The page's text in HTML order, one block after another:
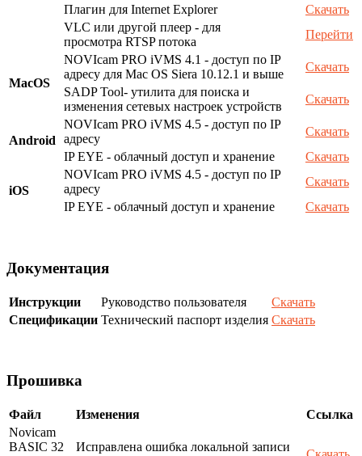
Плагин для Internet Explorer
Скачать
VLC или другой плеер - для
просмотра RTSP потока
Перейти
MacOS
NOVIcam PRO iVMS 4.1 - доступ по IP
адресу для Mac OS Siera 10.12.1 и выше
Скачать
SADP Tool- утилита для поиска и
изменения сетевых настроек устройств
Скачать
Android
NOVIcam PRO iVMS 4.5 - доступ по IP
адресу
Скачать
IP EYE - облачный доступ и хранение
Скачать
iOS
NOVIcam PRO iVMS 4.5 - доступ по IP
адресу
Скачать
IP EYE - облачный доступ и хранение
Скачать
Документация
Инструкции Руководство пользователя
Скачать
Спецификации Технический паспорт изделия Скачать
Прошивка
Файл Изменения
Ссылка
Novicam
BASIC 32
Исправлена ошибка локальной записи